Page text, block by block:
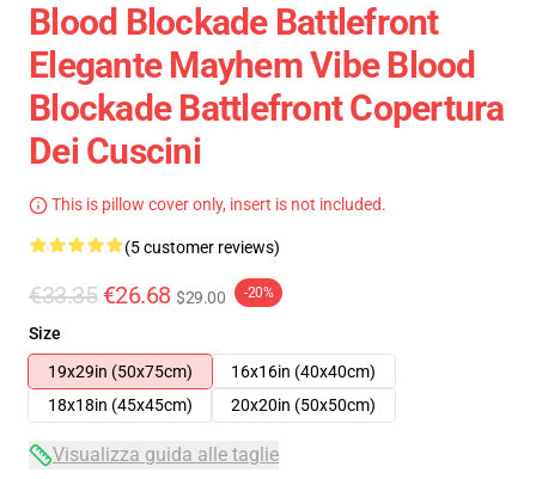
Blood Blockade Battlefront
Elegante Mayhem Vibe Blood
Blockade Battlefront Copertura
Dei Cuscini
This is pillow cover only, insert is not included.
(5 customer reviews)
€33.35 €26.68 $29.00 -20%
Size
19x29in (50x75cm)
16x16in (40x40cm)
18x18in (45x45cm)
20x20in (50x50cm)
Visualizza guida alle taglie